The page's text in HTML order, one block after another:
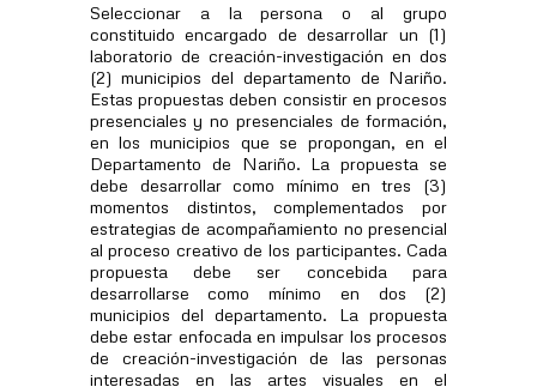
Seleccionar a la persona o al grupo
constituido encargado de desarrollar un (1)
laboratorio de creación-investigación en dos
(2) municipios del departamento de Nariño.
Estas propuestas deben consistir en procesos
presenciales y no presenciales de formación,
en los municipios que se propongan, en el
Departamento de Nariño. La propuesta se
debe desarrollar como mínimo en tres (3)
momentos distintos, complementados por
estrategias de acompañamiento no presencial
al proceso creativo de los participantes. Cada
propuesta debe ser concebida para
desarrollarse como mínimo en dos (2)
municipios del departamento. La propuesta
debe estar enfocada en impulsar los procesos
de creación-investigación de las personas
interesadas en las artes visuales en el